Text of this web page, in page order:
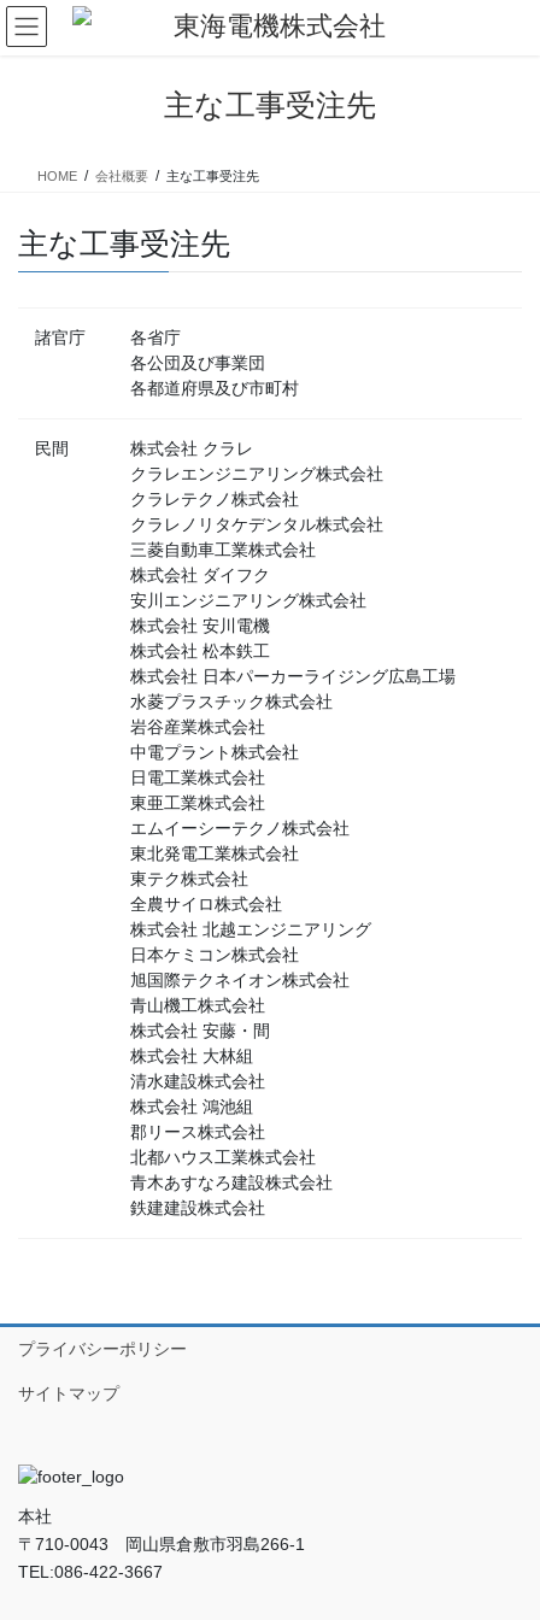
コ
ン
ナ
ビ
主な工事受注先
HOME 会社概要 主な工事受注先
主な工事受注先
諸官庁
各省庁
各公団及び事業団
各都道府県及び市町村
民間
株式会社 クラレ
クラレエンジニアリング株式会社
クラレテクノ株式会社
クラレノリタケデンタル株式会社
三菱自動車工業株式会社
株式会社 ダイフク
安川エンジニアリング株式会社
株式会社 安川電機
株式会社 松本鉄工
株式会社 日本パーカーライジング広島工場
水菱プラスチック株式会社
岩谷産業株式会社
中電プラント株式会社
日電工業株式会社
東亜工業株式会社
エムイーシーテクノ株式会社
東北発電工業株式会社
東テク株式会社
全農サイロ株式会社
株式会社 北越エンジニアリング
日本ケミコン株式会社
旭国際テクネイオン株式会社
青山機工株式会社
株式会社 安藤・間
株式会社 大林組
清水建設株式会社
株式会社 鴻池組
郡リース株式会社
北都ハウス工業株式会社
青木あすなろ建設株式会社
鉄建建設株式会社
プライバシーポリシー
サイトマップ
本社
〒710-0043 岡山県倉敷市羽島266-1
TEL:086-422-3667